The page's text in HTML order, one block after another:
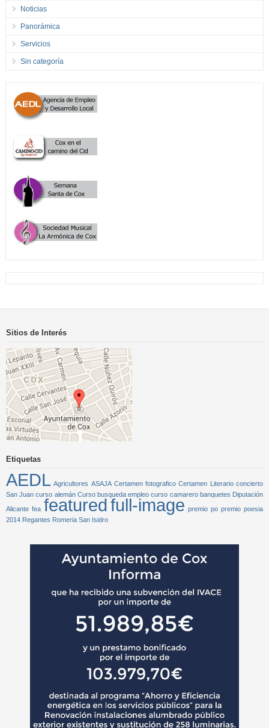
Noticias
Panorámica
Servicios
Sin categoría
Sitios de Interés
Etiquetas
AEDL Agricultores ASAJA Certamen fotografico Certamen Literario concierto
San Juan curso alemán Curso busqueda empleo curso camarero banquetes Diputación
Alicante fea featuredfull-image premio po premio poesia
2014 Regantes Romeria San Isidro